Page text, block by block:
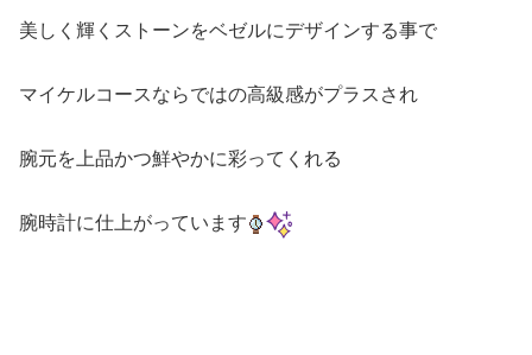
美しく輝くストーンをベゼルにデザインする事で
マイケルコースならではの高級感がプラスされ
腕元を上品かつ鮮やかに彩ってくれる
腕時計に仕上がっています